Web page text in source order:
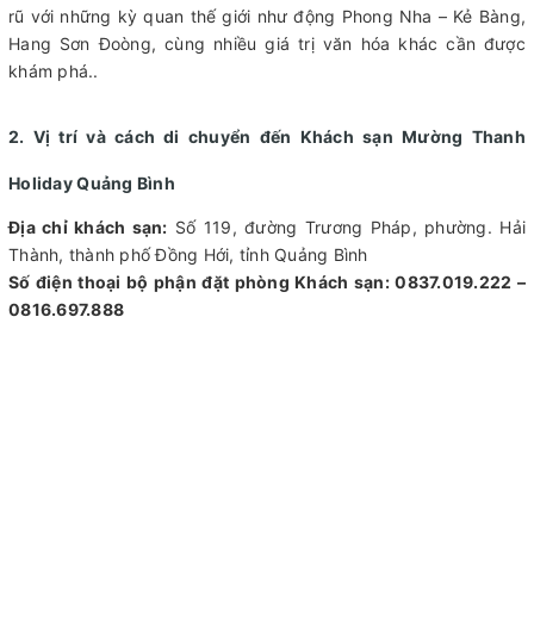
rũ với những kỳ quan thế giới như động Phong Nha – Kẻ Bàng,
Hang Sơn Đoòng, cùng nhiều giá trị văn hóa khác cần được
khám phá..
2. Vị trí và cách di chuyển đến Khách sạn Mường Thanh
Holiday Quảng Bình
Địa chỉ khách sạn: Số 119, đường Trương Pháp, phường. Hải
Thành, thành phố Đồng Hới, tỉnh Quảng Bình
Số điện thoại bộ phận đặt phòng Khách sạn: 0837.019.222 –
0816.697.888